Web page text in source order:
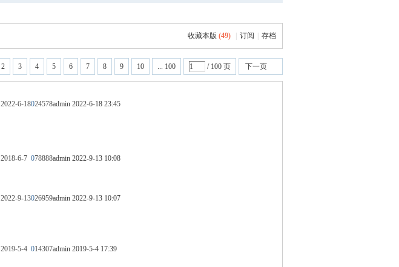
收藏本版 (49) 订阅 存档
2 3 4 5 6 7 8 9 10 ... 100 / 100 页 下一页
2022-6-18024578admin 2022-6-18 23:45
2018-6-7 078888admin 2022-9-13 10:08
2022-9-13026959admin 2022-9-13 10:07
2019-5-4 014307admin 2019-5-4 17:39